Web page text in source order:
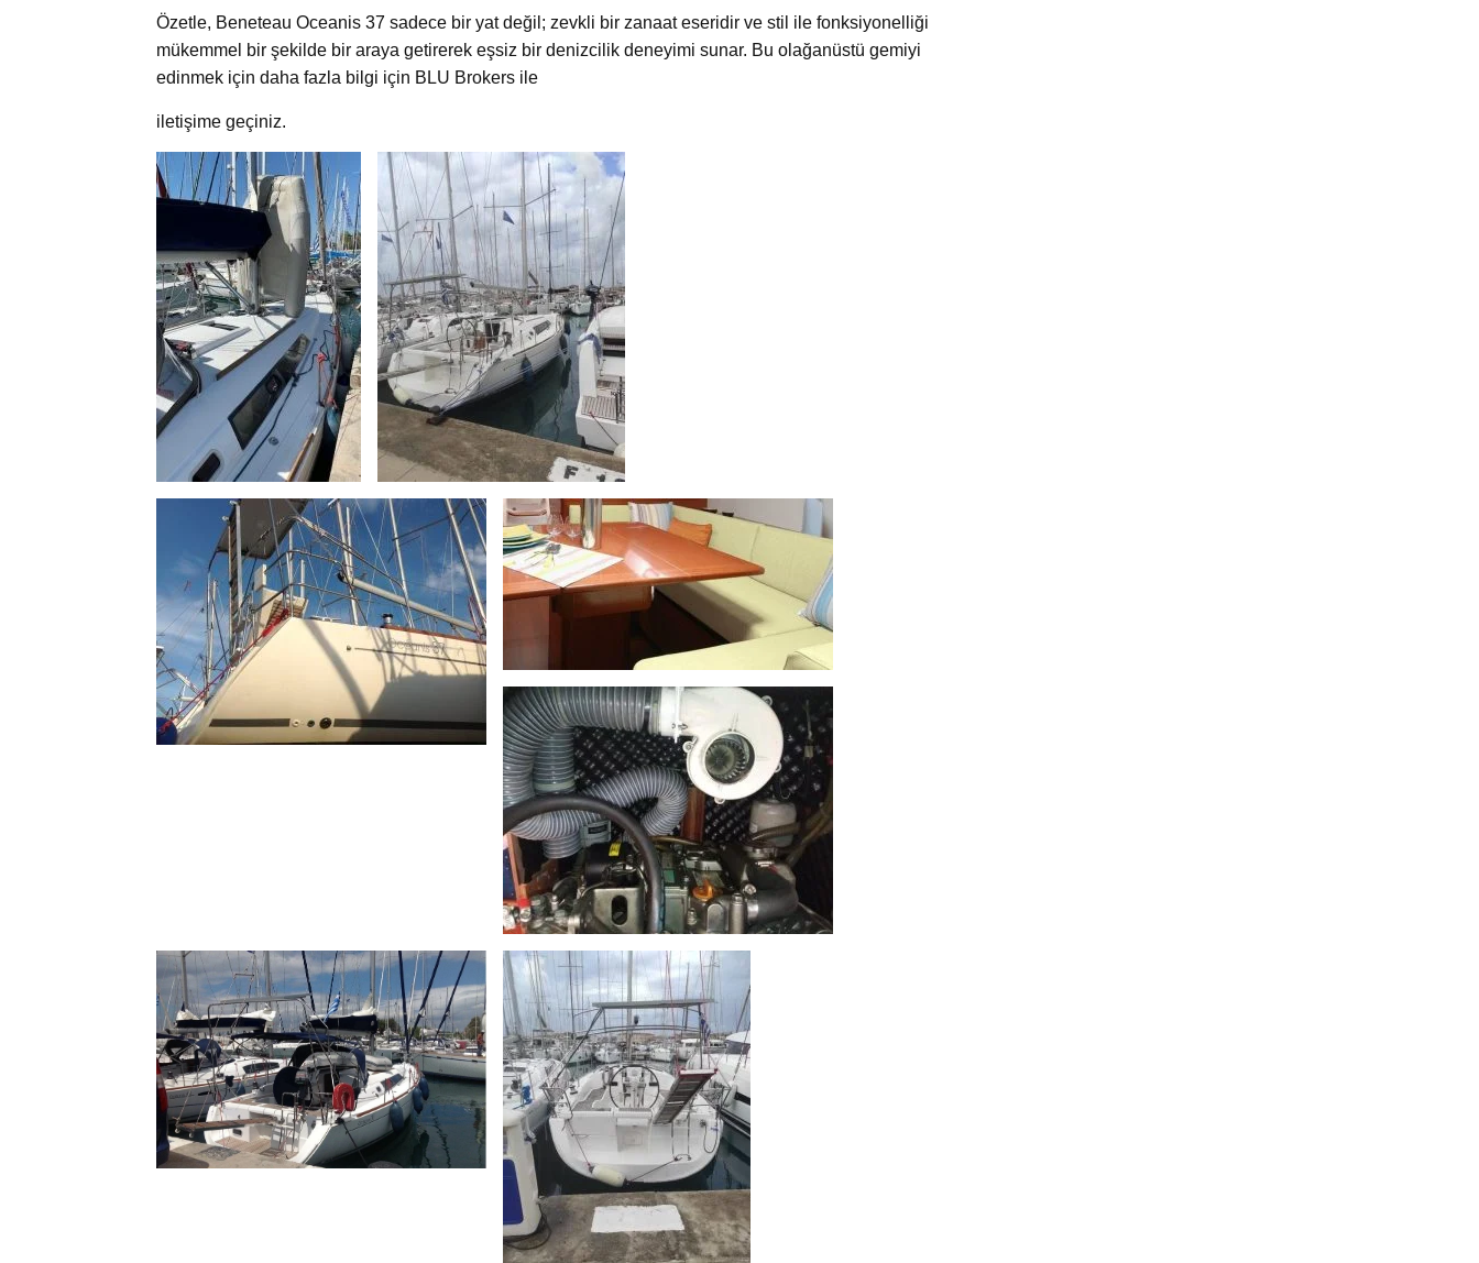
Özetle, Beneteau Oceanis 37 sadece bir yat değil; zevkli bir zanaat eseridir ve stil ile fonksiyonelliği
mükemmel bir şekilde bir araya getirerek eşsiz bir denizcilik deneyimi sunar. Bu olağanüstü gemiyi
edinmek için daha fazla bilgi için BLU Brokers ile
iletişime geçiniz.